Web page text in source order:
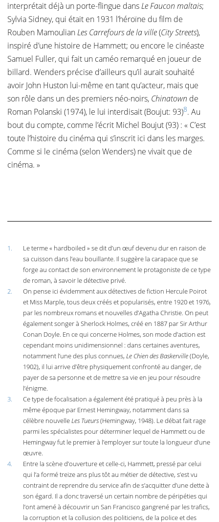
interprétait déjà un porte-flingue dansLe Faucon maltais;
Sylvia Sidney, qui était en 1931 l’héroïne du film de
Rouben MamoulianLes Carrefours de la ville(City Streets),
inspiré d’une histoire de Hammett; ou encore le cinéaste
Samuel Fuller, qui fait un caméo remarqué en joueur de
billard. Wenders précise d’ailleurs qu’il aurait souhaité
avoir John Huston lui-même en tant qu’acteur, mais que
son rôle dans un des premiers néo-noirs, Chinatown de
Roman Polanski (1974), le lui interdisait (Boujut: 93)8. Au
bout du compte, comme l’écrit Michel Boujut (93) : « C’est
toute l’histoire du cinéma qui s’inscrit ici dans les marges.
Comme si le cinéma (selon Wenders) ne vivait que de
cinéma. »
1.
Le terme « hardboiled » se dit d’un œuf devenu dur en raison de
sa cuisson dans l’eau bouillante. Il suggère la carapace que se
forge au contact de son environnement le protagoniste de ce type
de roman, à savoir le détective privé.
2.
On pense ici évidemment aux détectives de fiction Hercule Poirot
et Miss Marple, tous deux créés et popularisés, entre 1920 et 1976,
par les nombreux romans et nouvelles d’Agatha Christie. On peut
également songer à Sherlock Holmes, créé en 1887 par Sir Arthur
Conan Doyle. En ce qui concerne Holmes, son mode d’action est
cependant moins unidimensionnel : dans certaines aventures,
notamment l’une des plus connues,Le Chien des Baskerville(Doyle,
1902), il lui arrive d’être physiquement confronté au danger, de
payer de sa personne et de mettre sa vie en jeu pour résoudre
l’énigme.
3.
Ce type de focalisation a également été pratiqué à peu près à la
même époque par Ernest Hemingway, notamment dans sa
célèbre nouvelleLes Tueurs(Hemingway, 1948). Le débat fait rage
parmi les spécialistes pour déterminer lequel de Hammett ou de
Hemingway fut le premier à l’employer sur toute la longueur d’une
œuvre.
4.
Entre la scène d’ouverture et celle-ci, Hammett, pressé par celui
qui l’a formé treize ans plus tôt au métier de détective, s’est vu
contraint de reprendre du service afin de s’acquitter d’une dette à
son égard. Il a donc traversé un certain nombre de péripéties qui
l’ont amené à découvrir un San Francisco gangrené par les trafics,
la corruption et la collusion des politiciens, de la police et des